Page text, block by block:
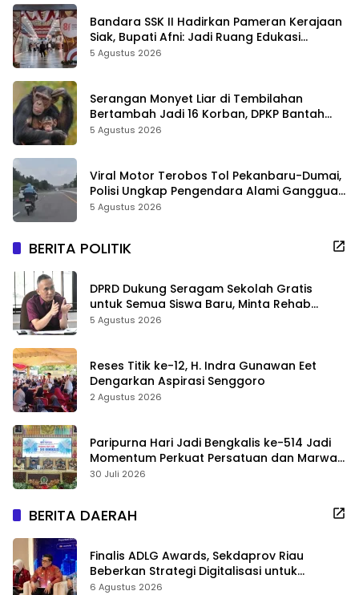
Bandara SSK II Hadirkan Pameran Kerajaan
Siak, Bupati Afni: Jadi Ruang Edukasi
Sejarah Riau
5 Agustus 2026
Serangan Monyet Liar di Tembilahan
Bertambah Jadi 16 Korban, DPKP Bantah
Video Gerombolan Viral
5 Agustus 2026
Viral Motor Terobos Tol Pekanbaru-Dumai,
Polisi Ungkap Pengendara Alami Gangguan
Usai Kecelakaan
5 Agustus 2026
BERITA POLITIK
DPRD Dukung Seragam Sekolah Gratis
untuk Semua Siswa Baru, Minta Rehab
Sekolah Jangan Dikurangi
5 Agustus 2026
Reses Titik ke-12, H. Indra Gunawan Eet
Dengarkan Aspirasi Senggoro
2 Agustus 2026
Paripurna Hari Jadi Bengkalis ke-514 Jadi
Momentum Perkuat Persatuan dan Marwah
Negeri
30 Juli 2026
BERITA DAERAH
Finalis ADLG Awards, Sekdaprov Riau
Beberkan Strategi Digitalisasi untuk
Tingkatkan Layanan Publik
6 Agustus 2026